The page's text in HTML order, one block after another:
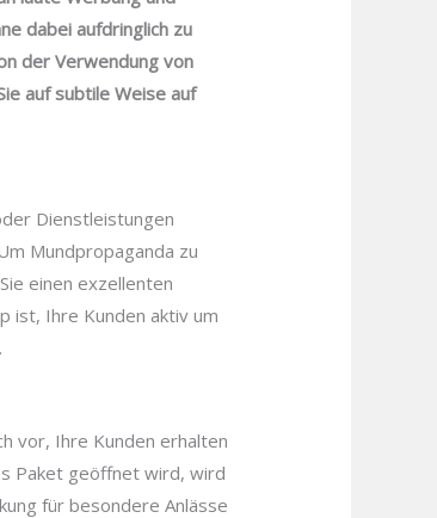
dabei aufdringlich zu
der Verwendung von
auf subtile Weise auf
Dienstleistungen
Mundpropaganda zu
einen exzellenten
ist, Ihre Kunden aktiv um
vor, Ihre Kunden erhalten
Paket geöffnet wird, wird
für besondere Anlässe